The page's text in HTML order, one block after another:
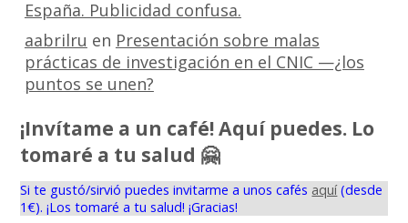
España. Publicidad confusa.
aabrilru en Presentación sobre malas
prácticas de investigación en el CNIC —¿los
puntos se unen?
¡Invítame a un café! Aquí puedes. Lo
tomaré a tu salud 🤗
Si te gustó/sirvió puedes invitarme a unos cafés aquí(desde
1€). ¡Los tomaré a tu salud! ¡Gracias!